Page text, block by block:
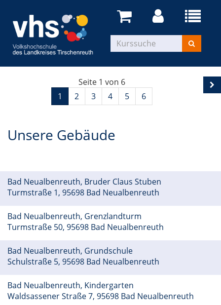
Seite 1 von 6
1
2 3 4 5 6
Unsere Gebäude
Bad Neualbenreuth, Bruder Claus Stuben
Turmstraße 1, 95698 Bad Neualbenreuth
Bad Neualbenreuth, Grenzlandturm
Turmstraße 50, 95698 Bad Neualbenreuth
Bad Neualbenreuth, Grundschule
Schulstraße 5, 95698 Bad Neualbenreuth
Bad Neualbenreuth, Kindergarten
Waldsassener Straße 7, 95698 Bad Neualbenreuth